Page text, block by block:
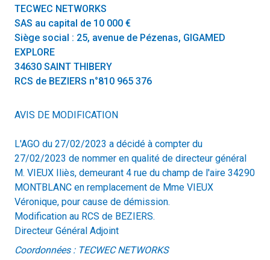
TECWEC NETWORKS
SAS au capital de 10 000 €
Siège social : 25, avenue de Pézenas, GIGAMED
EXPLORE
34630 SAINT THIBERY
RCS de BEZIERS n°810 965 376
AVIS DE MODIFICATION
L'AGO du 27/02/2023 a décidé à compter du
27/02/2023 de nommer en qualité de directeur général
M. VIEUX Iliès, demeurant 4 rue du champ de l'aire 34290
MONTBLANC en remplacement de Mme VIEUX
Véronique, pour cause de démission.
Modification au RCS de BEZIERS.
Directeur Général Adjoint
Coordonnées : TECWEC NETWORKS